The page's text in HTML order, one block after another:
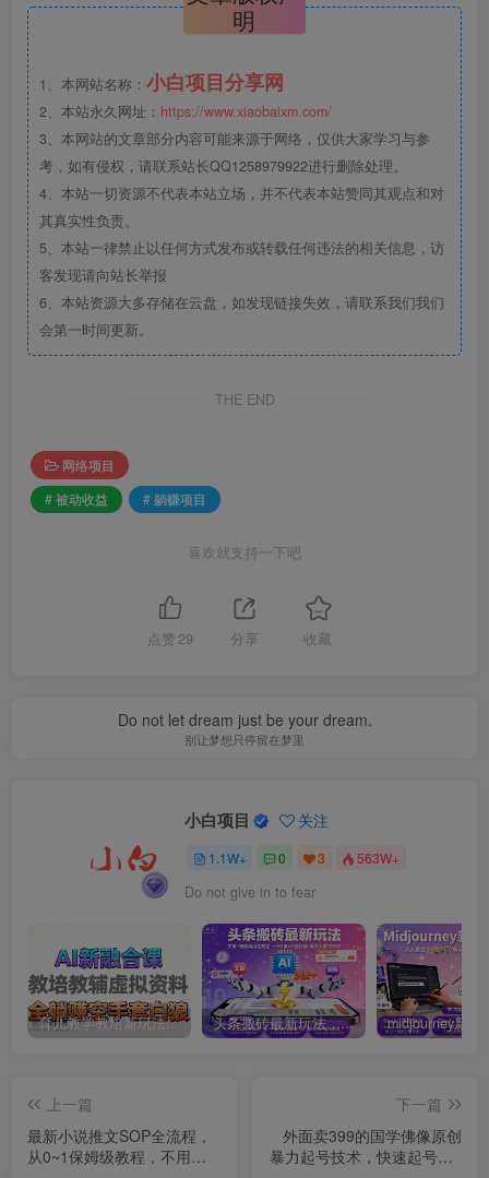
明
1、本网站名称： 小白项目分享网
2、本站永久网址： https://www.xiaobaixm.com/
3、本网站的文章部分内容可能来源于网络，仅供大家学习与参
考，如有侵权，请联系站长QQ1258979922进行删除处理。
4、本站一切资源不代表本站立场，并不代表本站赞同其观点和对
其真实性负责。
5、本站一律禁止以任何方式发布或转载任何违法的相关信息，访
客发现请向站长举报
6、本站资源大多存储在云盘，如发现链接失效，请联系我们我们
会第一时间更新。
THE END
网络项目
# 被动收益
# 躺赚项目
喜欢就支持一下吧
点赞 29 分享 收藏
Do not let dream just be your dream.
别让梦想只停留在梦里
小白项目 关注
1.1W+ 0 3 563W+
Do not give in to fear
育儿教学教培新玩法，AI生成教学视频，市场大，操作简单，变现天花板非常高 头条搬砖最新玩法，文章+视频用AI全搞定，一天5张+不是问题，每天只需10分钟
上一篇
最新小说推文SOP全流程，
从0~1保姆级教程，不用出
下一篇
外面卖399的国学佛像原创
暴力起号技术，快速起号，7